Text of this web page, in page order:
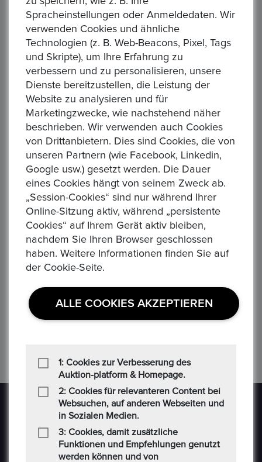
Königin 1952-2022. 10 Pfund 2016 "Britannia". 1/10
Unze, 3,11g Feingold
Aktuelles Gebot :1,00 €
Alle Gebote:1
M*****n
Zeit: :1 day 02:41:57
GROSSBRITANNIEN, parlamentarische Monarchie. Elisabeth
II., 1952-2022 10 Pfund 2016 "Britannia" Gewicht: 3,11g
Material: 999/1.000 Gold Feingewicht: 3,11g Erhaltung:
vorzü...
Großbritannien 1 Pfund, 1988 - QUEEN ELIZABETH II
Wechselkurs 1 GBP = 1.17 EUR Jahr ...
Spracheinstellungen oder Anmeldedaten. Wir
verwenden Cookies und ähnliche
Technologien (z. B. Web-Beacons, Pixel, Tags
und Skripte), um Ihre Erfahrung zu
verbessern und zu personalisieren, unsere
Dienste bereitzustellen, die Leistung der
Website zu analysieren und für
Marketingzwecke, wie nachstehend näher
beschrieben. Wir verwenden auch Cookies
von Drittanbietern. Dies sind Cookies, die von
unseren Partnern (wie Facebook, Linkedin,
Google usw.) gesetzt werden. Die Dauer
eines Cookies hängt von seinem Zweck ab.
„Session-Cookies“ sind nur während Ihrer
Online-Sitzung aktiv, während „persistente
Cookies“ auf Ihrem Gerät aktiv bleiben,
nachdem Sie Ihren Browser geschlossen
haben. Weitere Informationen finden Sie auf
der Cookie-Seite.
ALLE COOKIES AKZEPTIEREN
1: Cookies zur Verbesserung des
Auktion-platform & Homepage.
2: Cookies für relevanteren Content bei
Websuchen, auf anderen Webseiten und
in Sozialen Medien.
3: Cookies, damit zusätzliche
Funktionen und Empfehlungen genutzt
werden können und von